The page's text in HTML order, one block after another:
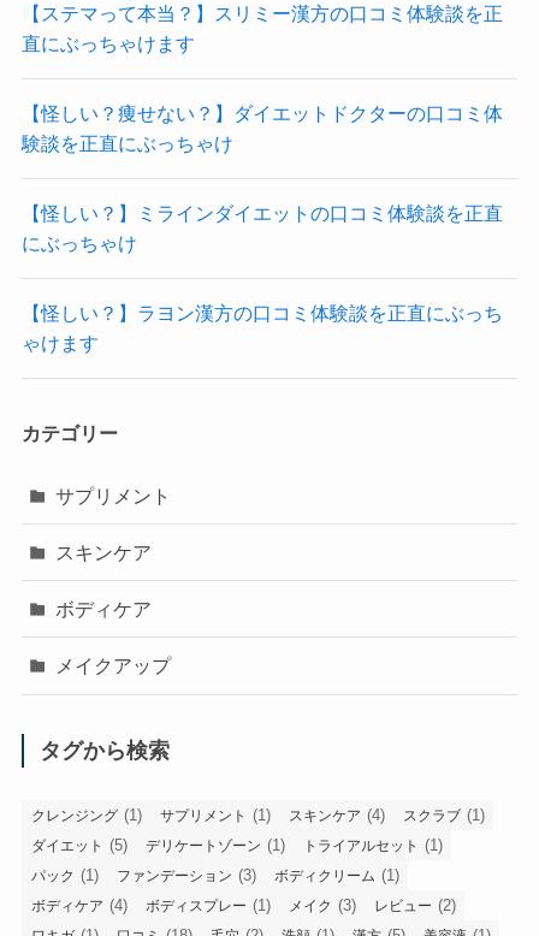
【ステマって本当？】スリミー漢方の口コミ体験談を正
直にぶっちゃけます
【怪しい？痩せない？】ダイエットドクターの口コミ体
験談を正直にぶっちゃけ
【怪しい？】ミラインダイエットの口コミ体験談を正直
にぶっちゃけ
【怪しい？】ラヨン漢方の口コミ体験談を正直にぶっち
ゃけます
カテゴリー
サプリメント
スキンケア
ボディケア
メイクアップ
タグから検索
クレンジング (1) サプリメント (1) スキンケア (4) スクラブ (1)
ダイエット (5) デリケートゾーン (1) トライアルセット (1)
パック (1) ファンデーション (3) ボディクリーム (1)
ボディケア (4) ボディスプレー (1) メイク (3) レビュー (2)